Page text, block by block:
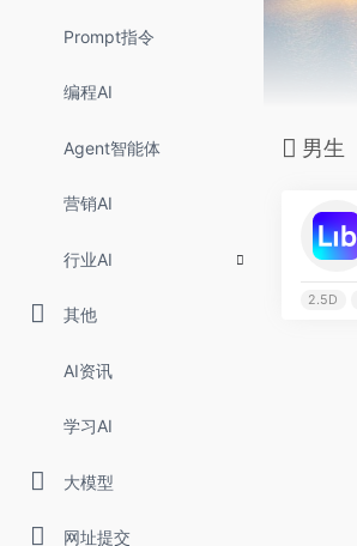
Prompt指令
编程AI
Agent智能体
营销AI
行业AI
其他
AI资讯
学习AI
大模型
网址提交
男生
2.5D